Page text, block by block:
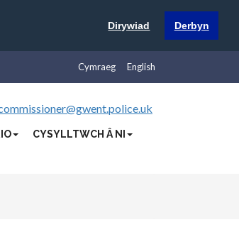
Dirywiad Derbyn
English
Cymraeg
CYSYLLTWCH Â NI